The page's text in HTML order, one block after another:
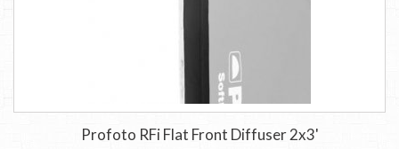
Profoto RFi Flat Front Diffuser 2x3'